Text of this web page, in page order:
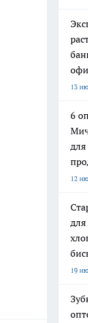
13
6
12
для
19